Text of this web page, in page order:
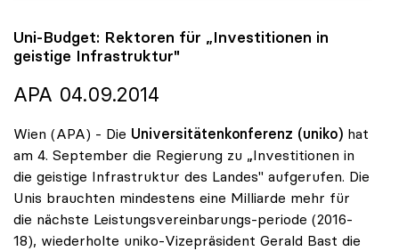
Uni-Budget: Rektoren für „Investitionen in
geistige Infrastruktur"
APA 04.09.2014
Wien (APA) - Die Universitätenkonferenz (uniko) hat
am 4. September die Regierung zu „Investitionen in
die geistige Infrastruktur des Landes" aufgerufen. Die
Unis brauchten mindestens eine Milliarde mehr für
die nächste Leistungsvereinbarungs-periode (2016-
18), wiederholte uniko-Vizepräsident Gerald Bast die